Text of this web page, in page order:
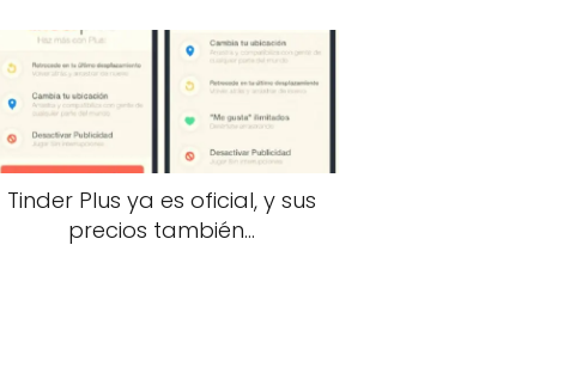
Tinder Plus ya es oficial, y sus
precios también…